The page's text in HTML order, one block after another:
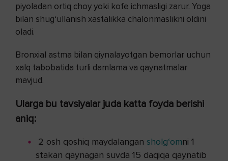
piyoladan ortiq choy yoki kofe ichmasligi zarur. Yoga
bilan shug‘ullanish xastalikka chalonmaslikni oldini
oladi.
Bronxial astma bilan qiynalayotgan bemorlar uchun
xalq tabobatida turli damlama va qaynatmalar
mavjud.
Ularga bu tavsiyalar juda katta foyda berishi
aniq:
2 osh qoshiq maydalangan sholg‘omni 1
stakan qaynagan suvda 15 daqiqa qaynatib